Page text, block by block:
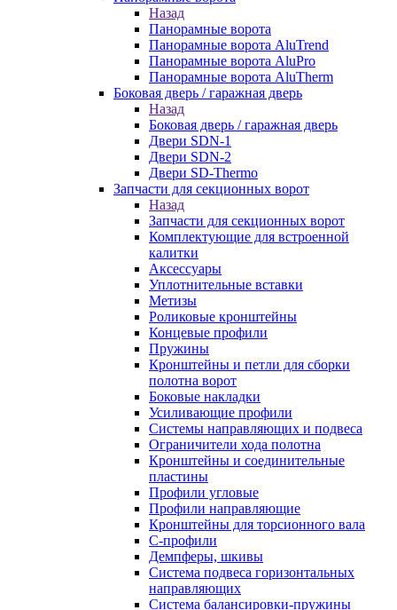
Назад
Панорамные ворота
Панорамные ворота AluTrend
Панорамные ворота AluPro
Панорамные ворота AluTherm
Боковая дверь / гаражная дверь
Назад
Боковая дверь / гаражная дверь
Двери SDN-1
Двери SDN-2
Двери SD-Thermo
Запчасти для секционных ворот
Назад
Запчасти для секционных ворот
Комплектующие для встроенной
калитки
Аксессуары
Уплотнительные вставки
Метизы
Роликовые кронштейны
Концевые профили
Пружины
Кронштейны и петли для сборки
полотна ворот
Боковые накладки
Усиливающие профили
Системы направляющих и подвеса
Ограничители хода полотна
Кронштейны и соединительные
пластины
Профили угловые
Профили направляющие
Кронштейны для торсионного вала
С-профили
Демпферы, шкивы
Система подвеса горизонтальных
направляющих
Система балансировки-пружины